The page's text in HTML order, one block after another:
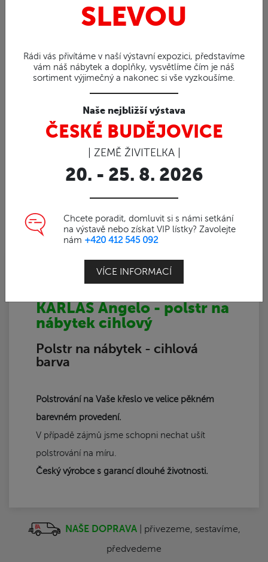
SLEVOU
Rádi vás přivítáme v naší výstavní expozici, představíme
vám náš nábytek a doplňky, vysvětlíme čím je náš
sortiment výjimečný a nakonec si vše vyzkoušíme.
Naše nejbližší výstava
ČESKÉ BUDĚJOVICE
| ZEMĚ ŽIVITELKA |
20. - 25. 8. 2026
Chcete poradit, domluvit si s námi setkání
na výstavě nebo získat VIP lístky? Zavolejte
nám +420 412 545 092
VÍCE INFORMACÍ
98%
KARLAS Angelo - polstr na
nábytek cihlový
Polstr na nábytek - cihlová
barva
Polstrování na Vaše křeslo ve velice pěkném
barevném provedení.
V případě zájmů jsme schopni nechat ušít
polstrování na míru.
Český výrobce s garancí dlouhé životnosti.
NAŠE DOPRAVA| přivezeme, sestavíme,
předvedeme